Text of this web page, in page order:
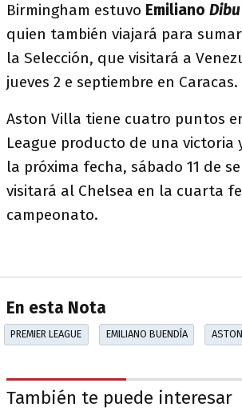
Birmingham estuvo Emiliano Dibu
quien también viajará para
la Selección, que visitará a
jueves 2 e septiembre en Caracas.
Aston Villa tiene cuatro puntos
League producto de una victoria
la próxima fecha, sábado 11 de
visitará al Chelsea en la cuarta
campeonato.
En esta Nota
PREMIER LEAGUE EMILIANO BUENDÍA
También te puede interesar